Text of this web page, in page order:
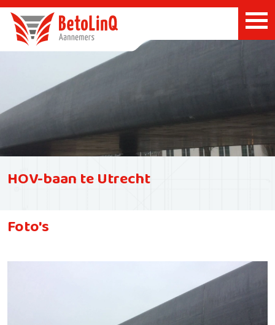
HOV-baan te Utrecht
Foto's